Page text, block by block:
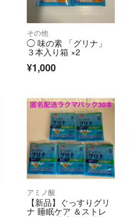
その他
◯ 味の素 「グリナ」
３本入り箱 ×2
¥1,000
アミノ酸
【新品】ぐっすりグリ
ナ 睡眠ケア ＆ストレ